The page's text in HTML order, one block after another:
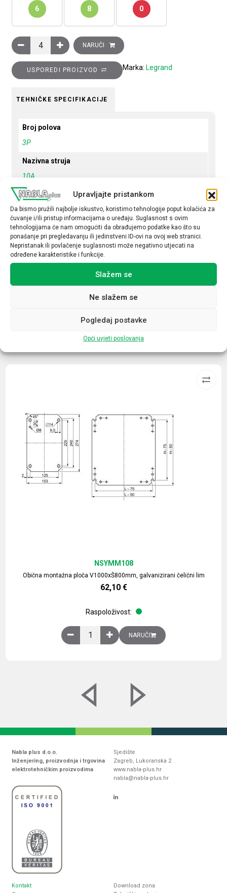
Upravljajte pristankom
Da bismo pružili najbolje iskustvo, koristimo tehnologije poput kolačića za
čuvanje i/ili pristup informacijama o uređaju. Suglasnost s ovim
tehnologijama će nam omogućiti da obrađujemo podatke kao što su
ponašanje pri pregledavanju ili jedinstveni ID-ovi na ovoj web stranici.
Nepristanak ili povlačenje suglasnosti može negativno utjecati na
određene karakteristike i funkcije.
Slažem se
Ne slažem se
Pogledaj postavke
Opći uvjeti poslovanja
6 8 0
Minijaturni automatski prekidač 6kA,3P, 10A, B krivulja količina
NARUČI
USPOREDI PROIZVOD Marka: Legrand
TEHNIČKE SPECIFIKACIJE
Broj polova
3P
Nazivna struja
10A
Krivulja
B
Prekidna moć
6kA
Tip opreme / uređaja
Minijaturni automatski prekidač
Povezani proizvodi
Obična montažna ploča V1000xŠ800mm, galvanizirani čelični lim
NSYMM108
62,10 €
Raspoloživost:
Obična montažna ploča V1000xŠ800mm,
NARUČI
Nabla plus d.o.o.
Inženjering, proizvodnja i trgovina
elektrotehničkim proizvodima
Sjedište
Zagreb, Lukoranska 2
www.nabla-plus.hr
nabla@nabla-plus.hr
Kontakt
Download zona